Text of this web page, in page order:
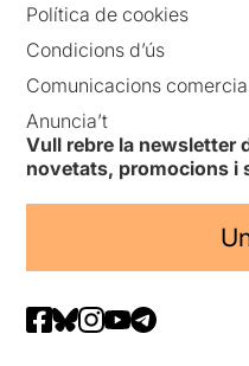
Política de cookies
Condicions d’ús
Comunicacions
Anuncia’t
Vull rebre la newsletter
novetats, promocions i